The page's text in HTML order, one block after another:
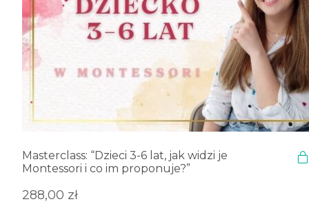
Masterclass: “Dzieci 3-6 lat, jak widzi je
Montessori i co im proponuje?”
288,00 zł